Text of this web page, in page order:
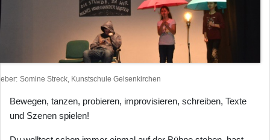
Somine Streck, Kunstschule Gelsenkirchen
Bewegen, tanzen, probieren, improvisieren, schreiben, Texte
und Szenen spielen!